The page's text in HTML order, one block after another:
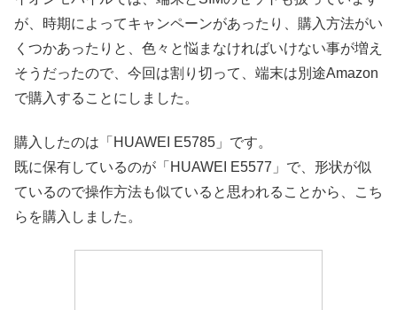
が、時期によってキャンペーンがあったり、購入方法がい
くつかあったりと、色々と悩まなければいけない事が増え
そうだったので、今回は割り切って、端末は別途Amazon
で購入することにしました。
購入したのは「HUAWEI E5785」です。
既に保有しているのが「HUAWEI E5577」で、形状が似
ているので操作方法も似ていると思われることから、こち
らを購入しました。